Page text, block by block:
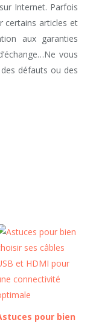
Internet. Parfois
certains articles et
aux garanties
vous
défauts ou des
pour bien